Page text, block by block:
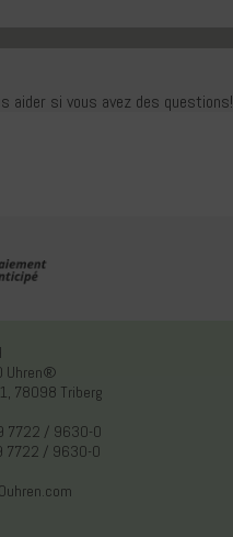
aider si vous avez des questions!
Uhren®
78098 Triberg
7722 / 9630-0
7722 / 9630-0